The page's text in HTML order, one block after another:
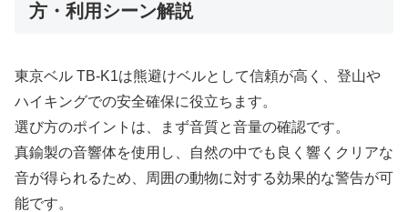
方・利用シーン解説
東京ベル TB-K1は熊避けベルとして信頼が高く、登山や
ハイキングでの安全確保に役立ちます。
選び方のポイントは、まず音質と音量の確認です。
真鍮製の音響体を使用し、自然の中でも良く響くクリアな
音が得られるため、周囲の動物に対する効果的な警告が可
能です。